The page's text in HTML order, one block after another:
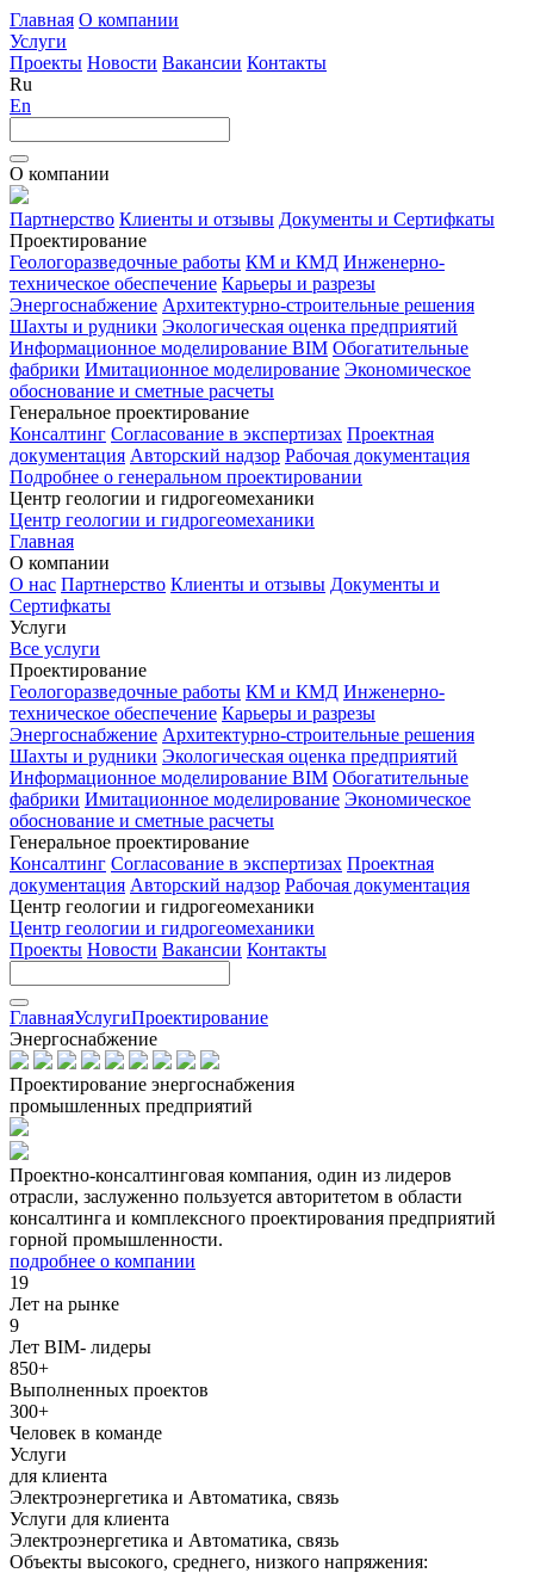
Главная О компании
Услуги
Проекты Новости Вакансии Контакты
Ru
En
О компании
Партнерство Клиенты и отзывы Документы и Сертифкаты
Проектирование
Геологоразведочные работы КМ и КМД Инженерно-
техническое обеспечение Карьеры и разрезы
Энергоснабжение Архитектурно-строительные решения
Шахты и рудники Экологическая оценка предприятий
Информационное моделирование BIM Обогатительные
фабрики Имитационное моделирование Экономическое
обоснование и сметные расчеты
Генеральное проектирование
Консалтинг Согласование в экспертизах Проектная
документация Авторский надзор Рабочая документация
Подробнее о генеральном проектировании
Центр геологии и гидрогеомеханики
Центр геологии и гидрогеомеханики
Главная
О компании
О нас Партнерство Клиенты и отзывы Документы и
Сертифкаты
Услуги
Все услуги
Проектирование
Геологоразведочные работы КМ и КМД Инженерно-
техническое обеспечение Карьеры и разрезы
Энергоснабжение Архитектурно-строительные решения
Шахты и рудники Экологическая оценка предприятий
Информационное моделирование BIM Обогатительные
фабрики Имитационное моделирование Экономическое
обоснование и сметные расчеты
Генеральное проектирование
Консалтинг Согласование в экспертизах Проектная
документация Авторский надзор Рабочая документация
Центр геологии и гидрогеомеханики
Центр геологии и гидрогеомеханики
Проекты Новости Вакансии Контакты
ГлавнаяУслугиПроектирование
Энергоснабжение
Проектирование энергоснабжения
промышленных предприятий
Проектно-консалтинговая компания, один из лидеров
отрасли, заслуженно пользуется авторитетом в области
консалтинга и комплексного проектирования предприятий
горной промышленности.
подробнее о компании
19
Лет на рынке
9
Лет BIM- лидеры
850+
Выполненных проектов
300+
Человек в команде
Услуги
для клиента
Электроэнергетика и Автоматика, связь
Услуги для клиента
Электроэнергетика и Автоматика, связь
Объекты высокого, среднего, низкого напряжения: